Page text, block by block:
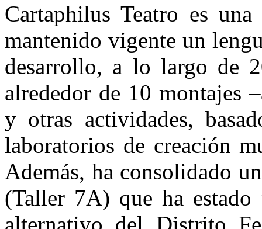
Cartaphilus Teatro es
mantenido vigente un
desarrollo, a lo largo de
alrededor de 10 montajes
y otras actividades,
laboratorios de creación
Además, ha consolidado
(Taller 7A) que ha estado
alternativo del Distrito